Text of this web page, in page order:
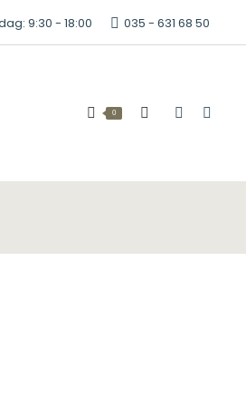
9:30 - 18:00 035 - 631 68 50
0 Zoeken: